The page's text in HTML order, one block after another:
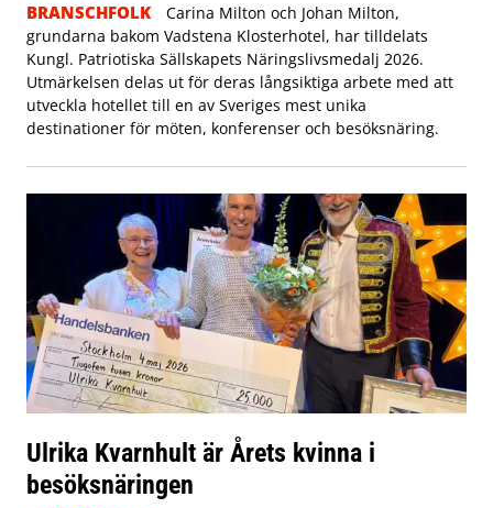
BRANSCHFOLK
Carina Milton och Johan Milton,
grundarna bakom Vadstena Klosterhotel, har tilldelats
Kungl. Patriotiska Sällskapets Näringslivsmedalj 2026.
Utmärkelsen delas ut för deras långsiktiga arbete med att
utveckla hotellet till en av Sveriges mest unika
destinationer för möten, konferenser och besöksnäring.
Ulrika Kvarnhult är Årets kvinna i
besöksnäringen